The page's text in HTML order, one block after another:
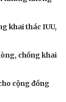
khai thác IUU,
chống khai
cộng đồng